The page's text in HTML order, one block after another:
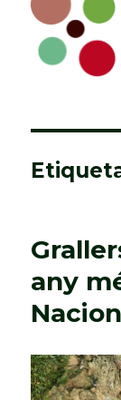
any